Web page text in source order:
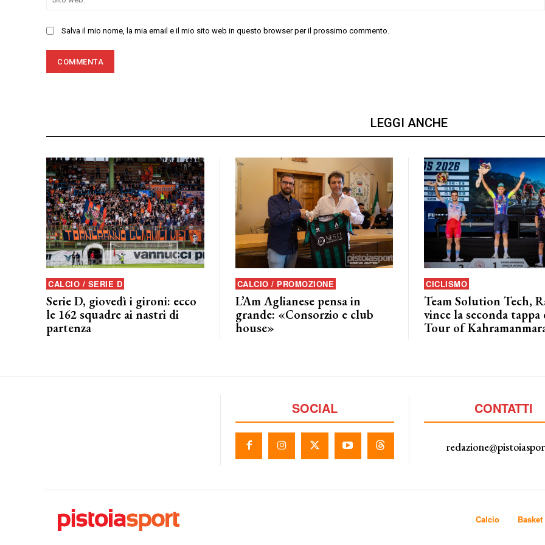
Salva il mio nome, la mia email e il mio sito web in questo browser per il prossimo commento.
LEGGI ANCHE
CALCIO / SERIE D
Serie D, giovedì i gironi: ecco
le 162 squadre ai nastri di
partenza
CALCIO / PROMOZIONE
L’Am Aglianese pensa in
grande: «Consorzio e club
house»
CICLISMO
Team Solution Tech,
vince la seconda tappa
Tour of
SOCIAL CONTATTI
Calcio Basket